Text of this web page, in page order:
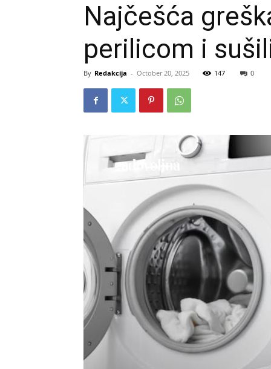
Najčešća
perilicom i
By Redakcija - October 20, 2025 147 0